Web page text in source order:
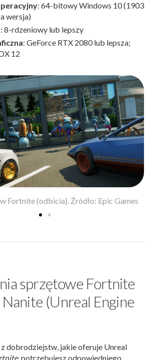
: 64-bitowy Windows 10 (1903
wersja)
: 8-rdzeniowy lub lepszy
: GeForce RTX 2080 lub lepsza;
12
Fortnite (odbicia). Źródło: Epic Games
sprzętowe Fortnite
Nanite (Unreal Engine
dobrodziejstw, jakie oferuje Unreal
, potrzebujesz odpowiedniego